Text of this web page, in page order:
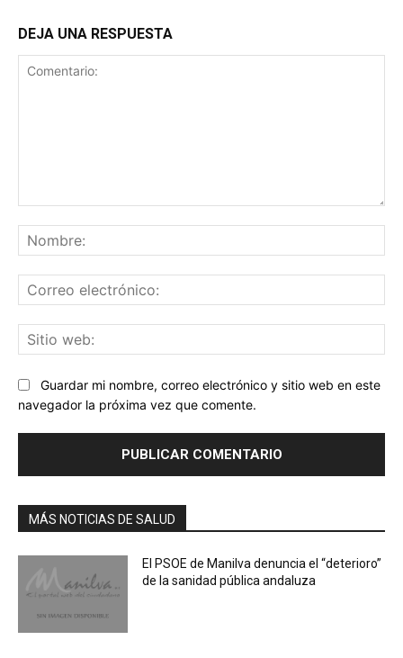
DEJA UNA RESPUESTA
Guardar mi nombre, correo electrónico y sitio web en este
navegador la próxima vez que comente.
MÁS NOTICIAS DE SALUD
El PSOE de Manilva denuncia el “deterioro”
de la sanidad pública andaluza